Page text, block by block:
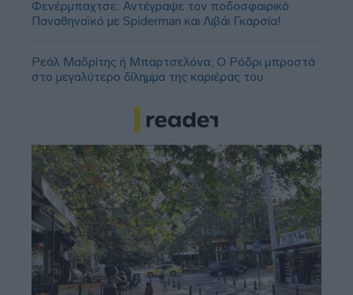
Φενέρμπαχτσε: Αντέγραψε τον ποδοσφαιρικό
Παναθηναϊκό με Spiderman και Λιβάι Γκαρσία!
Ρεάλ Μαδρίτης ή Μπαρτσελόνα; Ο Ρόδρι μπροστά
στο μεγαλύτερο δίλημμα της καριέρας του